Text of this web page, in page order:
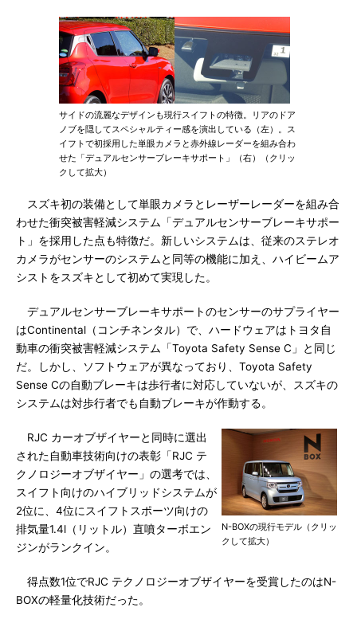
サイドの流麗なデザインも現行スイフトの特徴。リアのドア
ノブを隠してスペシャルティー感を演出している（左）。ス
イフトで初採用した単眼カメラと赤外線レーダーを組み合わ
せた「デュアルセンサーブレーキサポート」（右）（クリッ
クして拡大）
スズキ初の装備として単眼カメラとレーザーレーダーを組み合
わせた衝突被害軽減システム「デュアルセンサーブレーキサポー
ト」を採用した点も特徴だ。新しいシステムは、従来のステレオ
カメラがセンサーのシステムと同等の機能に加え、ハイビームア
シストをスズキとして初めて実現した。
デュアルセンサーブレーキサポートのセンサーのサプライヤー
はContinental（コンチネンタル）で、ハードウェアはトヨタ自
動車の衝突被害軽減システム「Toyota Safety Sense C」と同じ
だ。しかし、ソフトウェアが異なっており、Toyota Safety
Sense Cの自動ブレーキは歩行者に対応していないが、スズキの
システムは対歩行者でも自動ブレーキが作動する。
N-BOXの現行モデル（クリッ
クして拡大）
RJC カーオブザイヤーと同時に選出
された自動車技術向けの表彰「RJC テ
クノロジーオブザイヤー」の選考では、
スイフト向けのハイブリッドシステムが
2位に、4位にスイフトスポーツ向けの
排気量1.4l（リットル）直噴ターボエン
ジンがランクイン。
得点数1位でRJC テクノロジーオブザイヤーを受賞したのはN-
BOXの軽量化技術だった。